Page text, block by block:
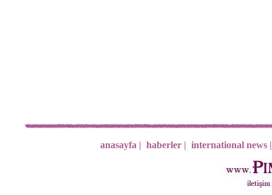
anasayfa | haberler | international news |